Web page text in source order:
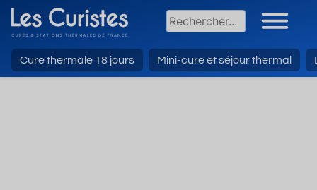
Cure thermale 18 jours Mini-cure et séjour thermal